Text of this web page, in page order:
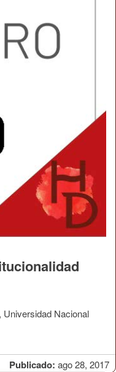
Publicado: ago 28, 2017
Nacional